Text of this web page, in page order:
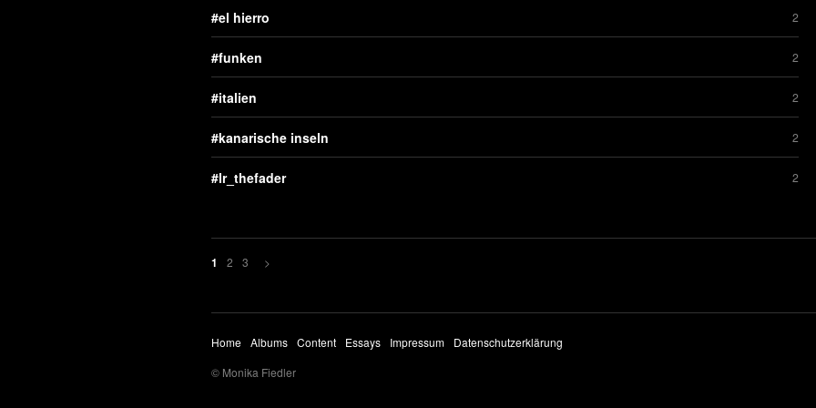
2
el hierro
2
funken
2
italien
2
kanarische inseln
2
lr_thefader
1 2 3 >
Home Albums Content Essays Impressum
Datenschutzerklärung
© Monika Fiedler